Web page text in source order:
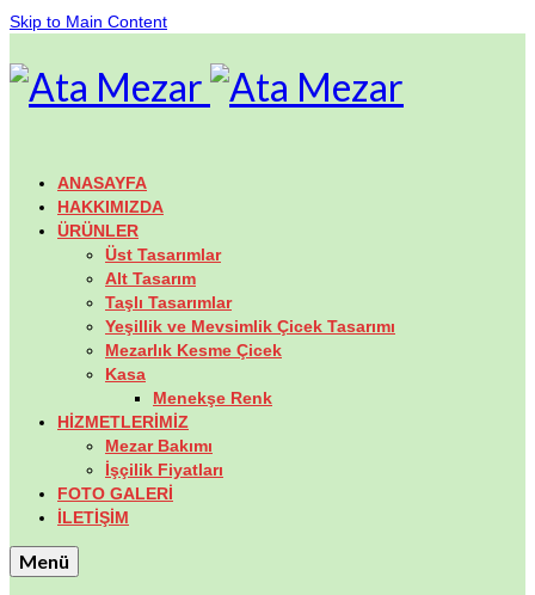
Skip to Main Content
ANASAYFA
HAKKIMIZDA
ÜRÜNLER
Üst Tasarımlar
Alt Tasarım
Taşlı Tasarımlar
Yeşillik ve Mevsimlik Çicek Tasarımı
Mezarlık Kesme Çicek
Kasa
Menekşe Renk
HİZMETLERİMİZ
Mezar Bakımı
İşçilik Fiyatları
FOTO GALERİ
İLETİŞİM
Menü